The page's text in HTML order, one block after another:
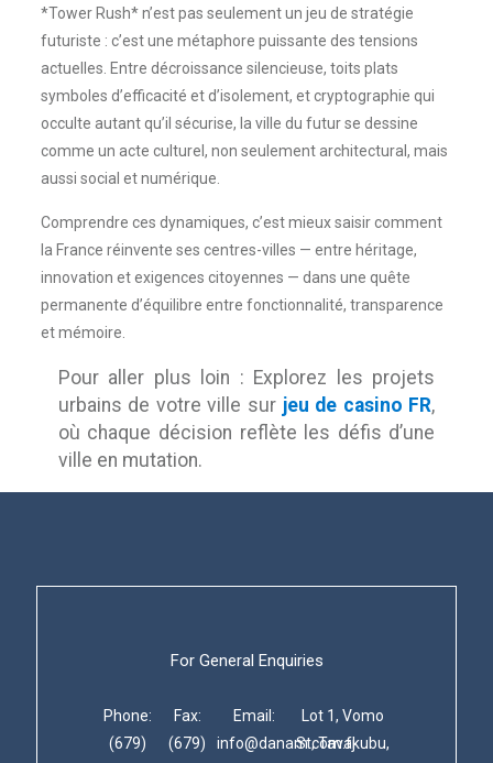
*Tower Rush* n’est pas seulement un jeu de stratégie
futuriste : c’est une métaphore puissante des tensions
actuelles. Entre décroissance silencieuse, toits plats
symboles d’efficacité et d’isolement, et cryptographie qui
occulte autant qu’il sécurise, la ville du futur se dessine
comme un acte culturel, non seulement architectural, mais
aussi social et numérique.
Comprendre ces dynamiques, c’est mieux saisir comment
la France réinvente ses centres-villes — entre héritage,
innovation et exigences citoyennes — dans une quête
permanente d’équilibre entre fonctionnalité, transparence
et mémoire.
Pour aller plus loin : Explorez les projets
urbains de votre ville sur jeu de casino FR,
où chaque décision reflète les défis d’une
ville en mutation.
For General Enquiries
Phone:
(679)
Fax:
(679)
Email:
info@danam.com.fj
Lot 1, Vomo
St, Tavakubu,